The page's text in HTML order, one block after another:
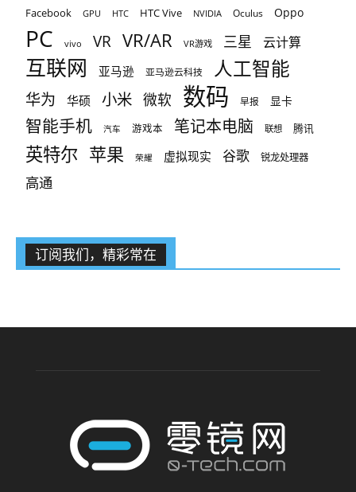
Facebook GPU HTC HTC Vive NVIDIA Oculus Oppo
PC vivo VR VR/AR VR游戏 三星 云计算
互联网 亚马逊 亚马逊云科技 人工智能
华为 华硕 小米 微软 数码 早报 显卡
智能手机 汽车 游戏本 笔记本电脑 联想 腾讯
英特尔 苹果 荣耀 虚拟现实 谷歌 锐龙处理器
高通
订阅我们，精彩常在